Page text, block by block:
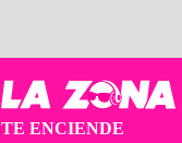
TE ENCIENDE